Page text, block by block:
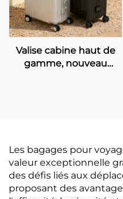
Valise cabine haut de
gamme, nouveau
Les bagages pour
valeur exceptionnelle
des défis liés aux
proposant des